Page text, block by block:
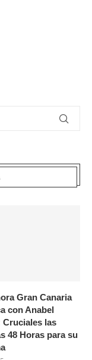
Gran Canaria
con Anabel
Cruciales las
48 Horas para su